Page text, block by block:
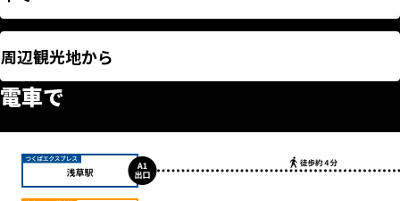
周辺観光地から
電車で